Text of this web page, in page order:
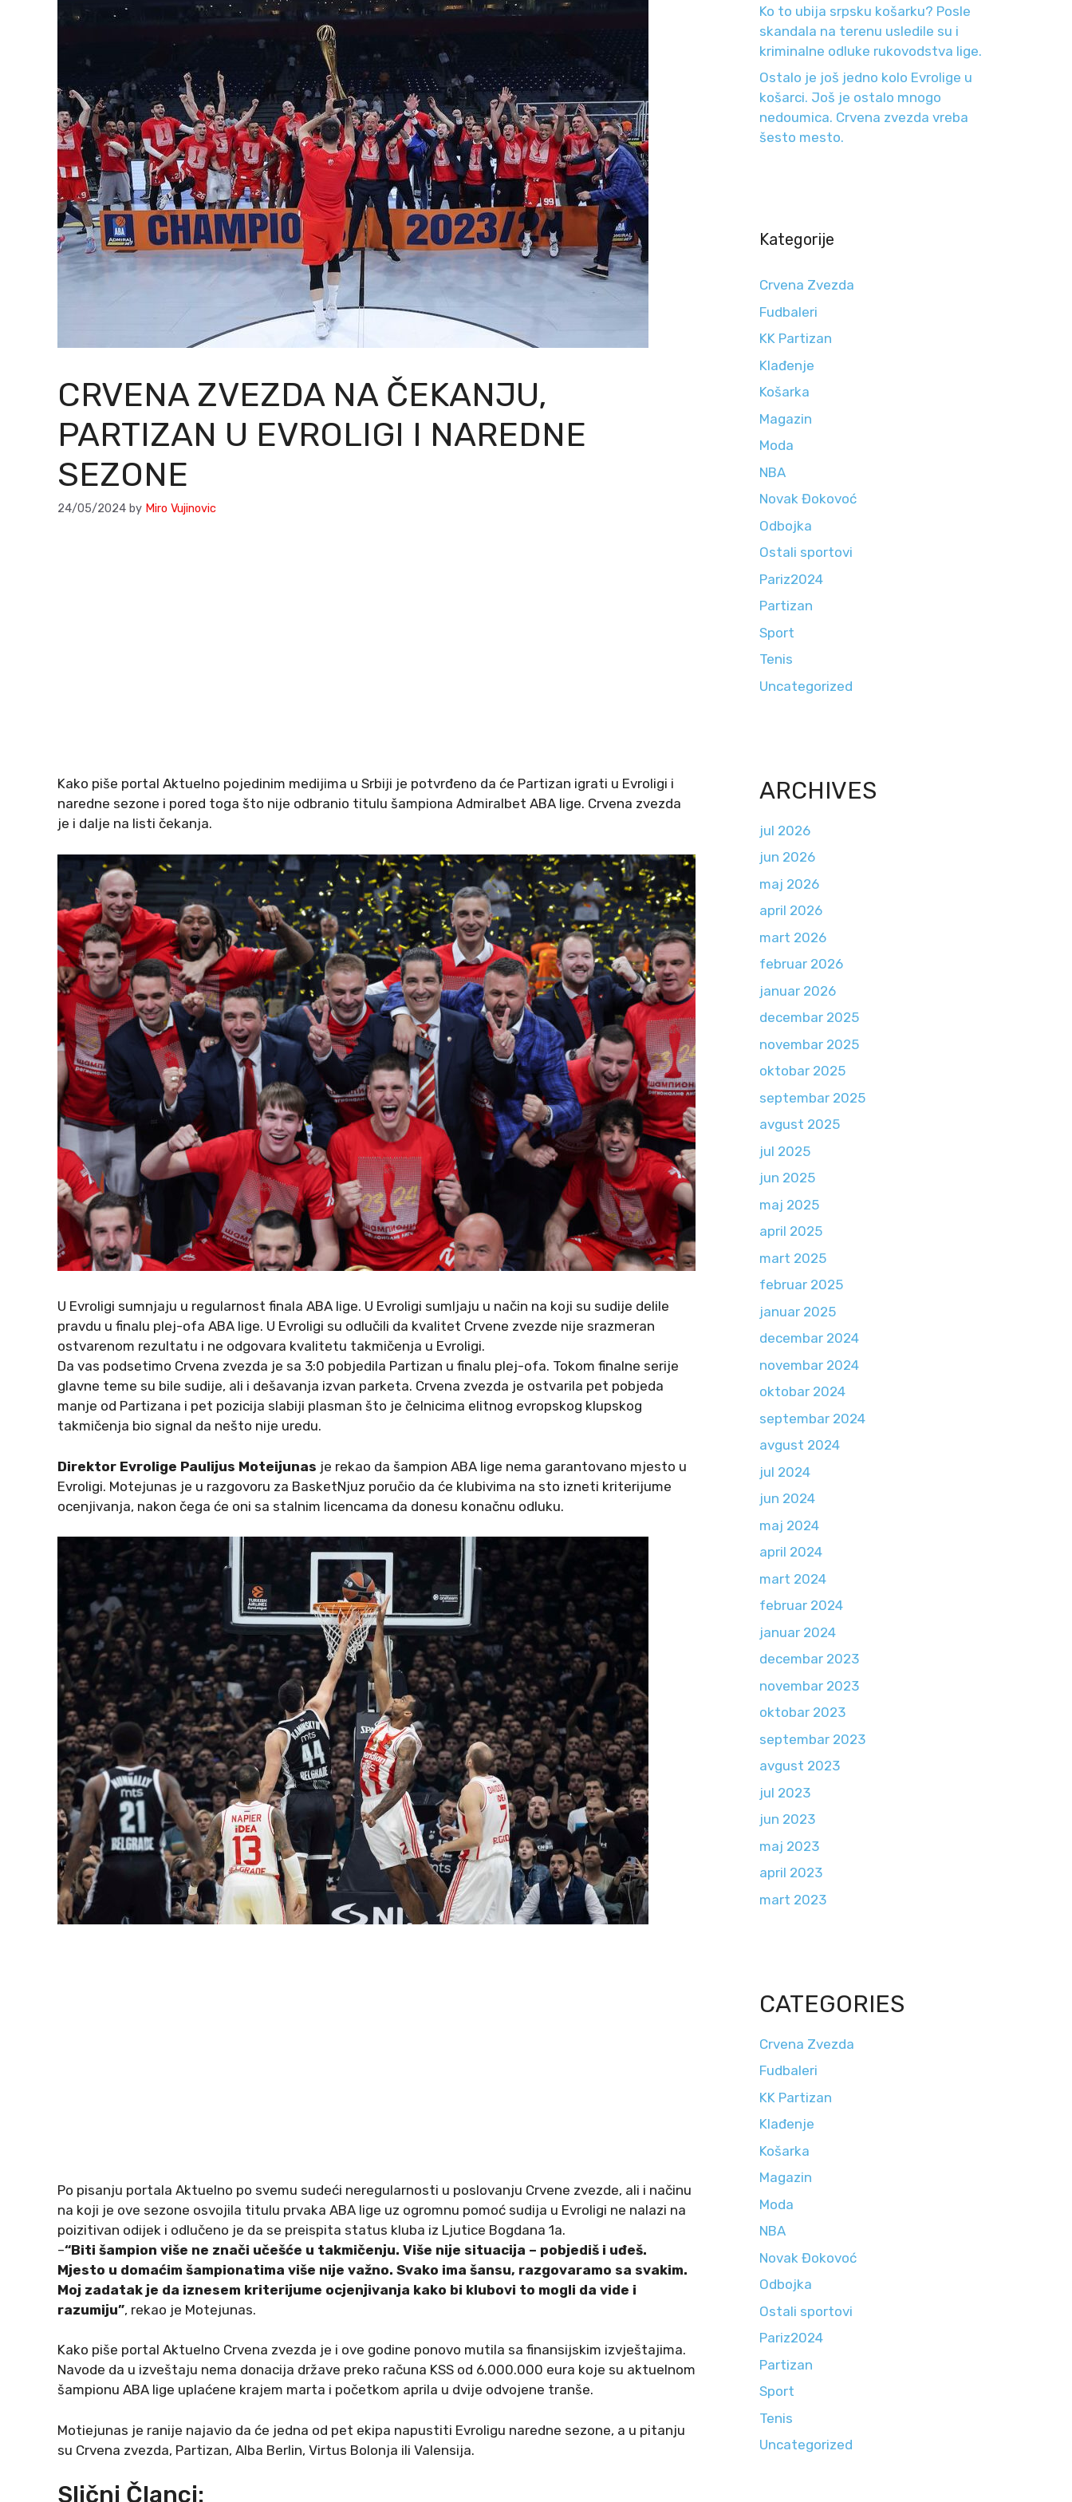
CRVENA ZVEZDA NA ČEKANJU,
PARTIZAN U EVROLIGI I NAREDNE
SEZONE
24/05/2024 by Miro Vujinovic
Kako piše portal Aktuelno pojedinim medijima u Srbiji je potvrđeno da će Partizan igrati u Evroligi i
naredne sezone i pored toga što nije odbranio titulu šampiona Admiralbet ABA lige. Crvena zvezda
je i dalje na listi čekanja.
U Evroligi sumnjaju u regularnost finala ABA lige. U Evroligi sumljaju u način na koji su sudije delile
pravdu u finalu plej-ofa ABA lige. U Evroligi su odlučili da kvalitet Crvene zvezde nije srazmeran
ostvarenom rezultatu i ne odgovara kvalitetu takmičenja u Evroligi.
Da vas podsetimo Crvena zvezda je sa 3:0 pobjedila Partizan u finalu plej-ofa. Tokom finalne serije
glavne teme su bile sudije, ali i dešavanja izvan parketa. Crvena zvezda je ostvarila pet pobjeda
manje od Partizana i pet pozicija slabiji plasman što je čelnicima elitnog evropskog klupskog
takmičenja bio signal da nešto nije uredu.
Direktor Evrolige Paulijus Moteijunas je rekao da šampion ABA lige nema garantovano mjesto u
Evroligi. Motejunas je u razgovoru za BasketNjuz poručio da će klubivima na sto izneti kriterijume
ocenjivanja, nakon čega će oni sa stalnim licencama da donesu konačnu odluku.
Po pisanju portala Aktuelno po svemu sudeći neregularnosti u poslovanju Crvene zvezde, ali i načinu
na koji je ove sezone osvojila titulu prvaka ABA lige uz ogromnu pomoć sudija u Evroligi ne nalazi na
poizitivan odijek i odlučeno je da se preispita status kluba iz Ljutice Bogdana 1a.
–“Biti šampion više ne znači učešće u takmičenju. Više nije situacija – pobjediš i uđeš.
Mjesto u domaćim šampionatima više nije važno. Svako ima šansu, razgovaramo sa svakim.
Moj zadatak je da iznesem kriterijume ocjenjivanja kako bi klubovi to mogli da vide i
razumiju”, rekao je Motejunas.
Kako piše portal Aktuelno Crvena zvezda je i ove godine ponovo mutila sa finansijskim izvještajima.
Navode da u izveštaju nema donacija države preko računa KSS od 6.000.000 eura koje su aktuelnom
šampionu ABA lige uplaćene krajem marta i početkom aprila u dvije odvojene tranše.
Motiejunas je ranije najavio da će jedna od pet ekipa napustiti Evroligu naredne sezone, a u pitanju
su Crvena zvezda, Partizan, Alba Berlin, Virtus Bolonja ili Valensija.
Slični Članci:
Ko to ubija srpsku košarku? Posle
skandala na terenu usledile su i
kriminalne odluke rukovodstva lige.
Ostalo je još jedno kolo Evrolige u
košarci. Još je ostalo mnogo
nedoumica. Crvena zvezda vreba
šesto mesto.
Kategorije
Crvena Zvezda
Fudbaleri
KK Partizan
Klađenje
Košarka
Magazin
Moda
NBA
Novak Đokovoć
Odbojka
Ostali sportovi
Pariz2024
Partizan
Sport
Tenis
Uncategorized
ARCHIVES
jul 2026
jun 2026
maj 2026
april 2026
mart 2026
februar 2026
januar 2026
decembar 2025
novembar 2025
oktobar 2025
septembar 2025
avgust 2025
jul 2025
jun 2025
maj 2025
april 2025
mart 2025
februar 2025
januar 2025
decembar 2024
novembar 2024
oktobar 2024
septembar 2024
avgust 2024
jul 2024
jun 2024
maj 2024
april 2024
mart 2024
februar 2024
januar 2024
decembar 2023
novembar 2023
oktobar 2023
septembar 2023
avgust 2023
jul 2023
jun 2023
maj 2023
april 2023
mart 2023
CATEGORIES
Crvena Zvezda
Fudbaleri
KK Partizan
Klađenje
Košarka
Magazin
Moda
NBA
Novak Đokovoć
Odbojka
Ostali sportovi
Pariz2024
Partizan
Sport
Tenis
Uncategorized